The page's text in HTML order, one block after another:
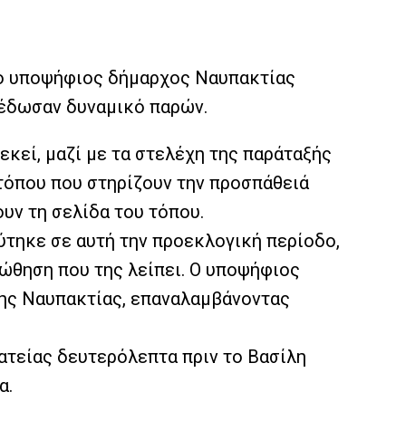
υποψήφιος δήμαρχος Ναυπακτίας
δυναμικό παρών.
μαζί με τα στελέχη της παράταξής
που στηρίζουν την προσπάθειά
τη σελίδα του τόπου.
σε αυτή την προεκλογική περίοδο,
που της λείπει. Ο υποψήφιος
Ναυπακτίας, επαναλαμβάνοντας
δευτερόλεπτα πριν το Βασίλη